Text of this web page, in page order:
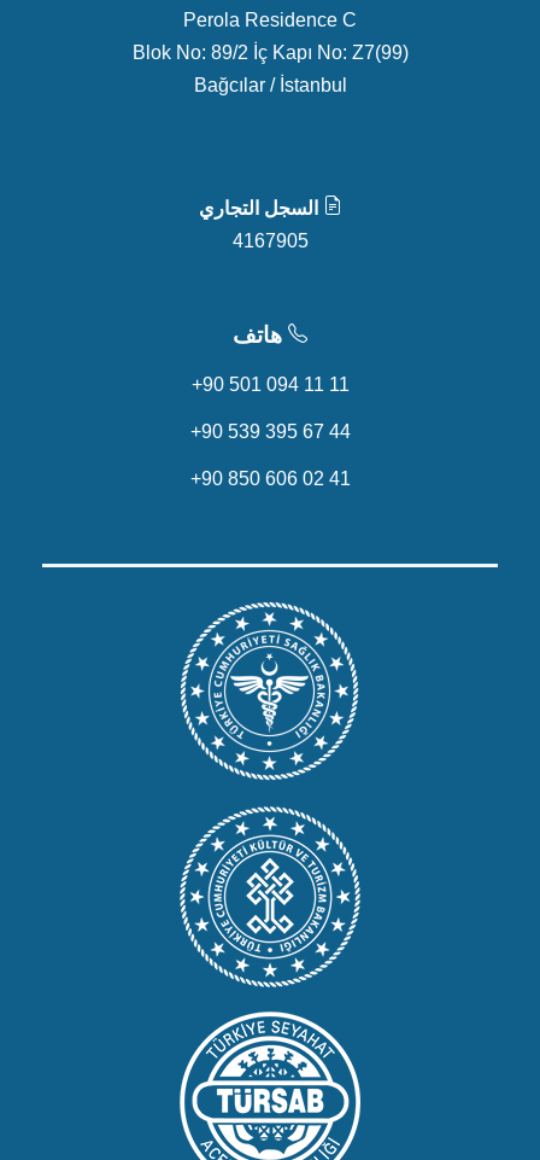
Perola Residence C
Blok No: 89/2 İç Kapı No: Z7(99)
Bağcılar / İstanbul
السجل التجاري
4167905
هاتف
+90 501 094 11 11
+90 539 395 67 44
+90 850 606 02 41